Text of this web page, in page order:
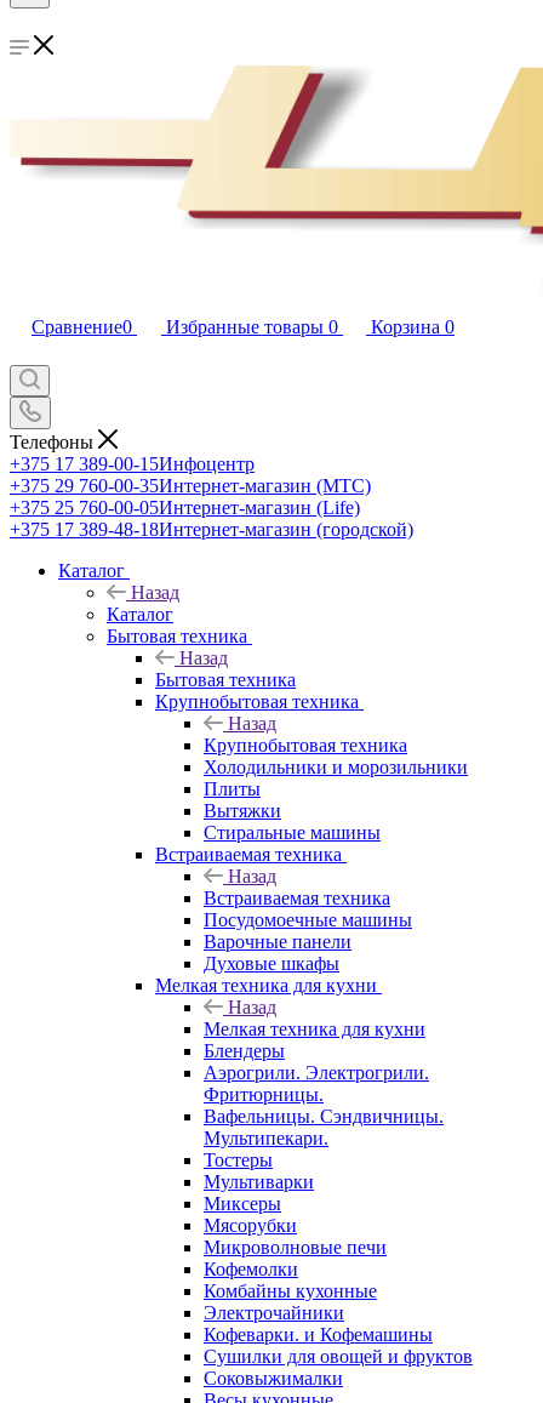
Сравнение0 Избранные товары 0 Корзина 0
Телефоны
+375 17 389-00-15Инфоцентр
+375 29 760-00-35Интернет-магазин (МТС)
+375 25 760-00-05Интернет-магазин (Life)
+375 17 389-48-18Интернет-магазин (городской)
Каталог
Назад
Каталог
Бытовая техника
Назад
Бытовая техника
Крупнобытовая техника
Назад
Крупнобытовая техника
Холодильники и морозильники
Плиты
Вытяжки
Стиральные машины
Встраиваемая техника
Назад
Встраиваемая техника
Посудомоечные машины
Варочные панели
Духовые шкафы
Мелкая техника для кухни
Назад
Мелкая техника для кухни
Блендеры
Аэрогрили. Электрогрили.
Фритюрницы.
Вафельницы. Сэндвичницы.
Мультипекари.
Тостеры
Мультиварки
Миксеры
Мясорубки
Микроволновые печи
Кофемолки
Комбайны кухонные
Электрочайники
Кофеварки. и Кофемашины
Сушилки для овощей и фруктов
Соковыжималки